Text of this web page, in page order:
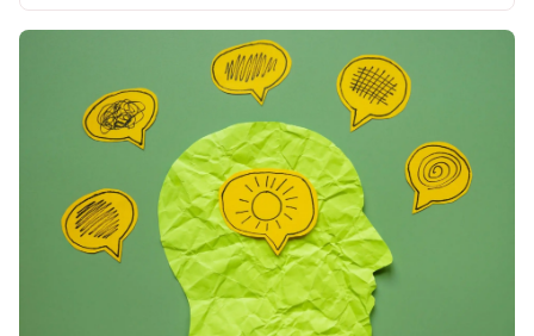
im Folgenden die wesentlichen KI-Prompts – und die Theorie
dahinter – zusammengestellt.